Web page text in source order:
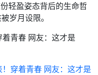
轻盈姿态背后的生命哲
岁月设限。
穿着青春 网友：这才是